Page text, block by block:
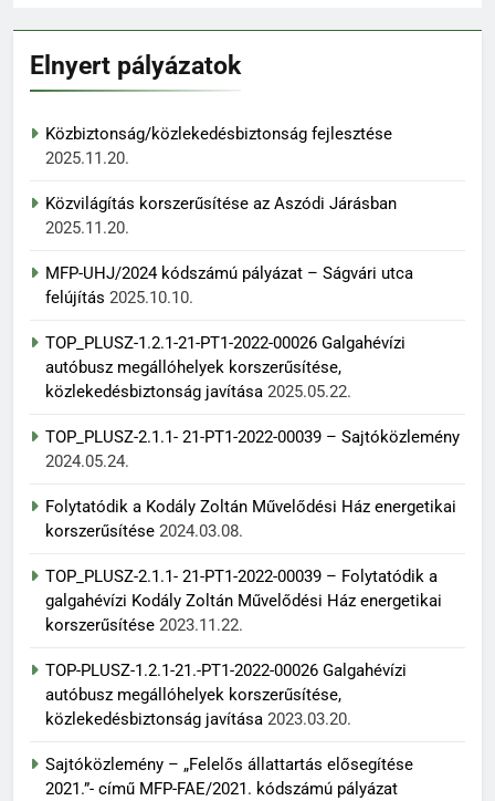
Elnyert pályázatok
Közbiztonság/közlekedésbiztonság fejlesztése
2025.11.20.
Közvilágítás korszerűsítése az Aszódi Járásban
2025.11.20.
MFP-UHJ/2024 kódszámú pályázat – Ságvári utca
felújítás 2025.10.10.
TOP_PLUSZ-1.2.1-21-PT1-2022-00026 Galgahévízi
autóbusz megállóhelyek korszerűsítése,
közlekedésbiztonság javítása 2025.05.22.
TOP_PLUSZ-2.1.1- 21-PT1-2022-00039 – Sajtóközlemény
2024.05.24.
Folytatódik a Kodály Zoltán Művelődési Ház energetikai
korszerűsítése 2024.03.08.
TOP_PLUSZ-2.1.1- 21-PT1-2022-00039 – Folytatódik a
galgahévízi Kodály Zoltán Művelődési Ház energetikai
korszerűsítése 2023.11.22.
TOP-PLUSZ-1.2.1-21.-PT1-2022-00026 Galgahévízi
autóbusz megállóhelyek korszerűsítése,
közlekedésbiztonság javítása 2023.03.20.
Sajtóközlemény – „Felelős állattartás elősegítése
2021.”- című MFP-FAE/2021. kódszámú pályázat